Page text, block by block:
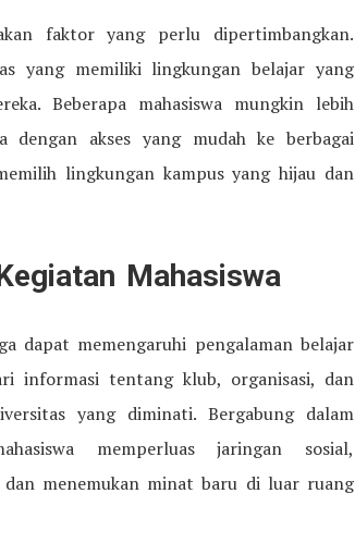
faktor yang perlu dipertimbangkan.
yang memiliki lingkungan belajar yang
Beberapa mahasiswa mungkin lebih
akses yang mudah ke berbagai
lingkungan kampus yang hijau dan
Mahasiswa
dapat memengaruhi pengalaman belajar
informasi tentang klub, organisasi, dan
yang diminati. Bergabung dalam
memperluas jaringan sosial,
dan menemukan minat baru di luar ruang